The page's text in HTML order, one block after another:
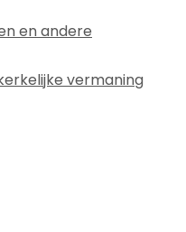
en andere
vermaning